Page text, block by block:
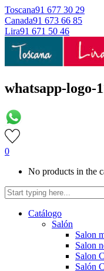
Toscana91 677 30 29
Canada91 673 66 85
Lira91 671 50 46
whatsapp-logo-
0
No products in the
Catálogo
Salón
Salon
Salon
Salon
Salón